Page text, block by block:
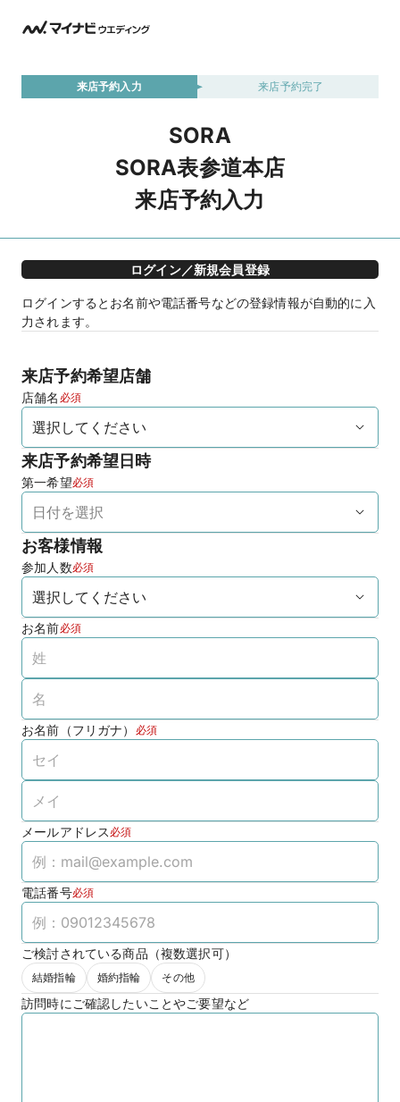
来店予約入力 来店予約完了
SORA
SORA表参道本店
来店予約入力
ログイン／新規会員登録
ログインするとお名前や電話番号などの登録情報が自動的に入
力されます。
来店予約希望店舗
店舗名 必須
来店予約希望日時
第一希望必須
お客様情報
参加人数必須
お名前必須
お名前（フリガナ） 必須
メールアドレス 必須
電話番号必須
ご検討されている商品（複数選択可）
結婚指輪 婚約指輪 その他
訪問時にご確認したいことやご要望など